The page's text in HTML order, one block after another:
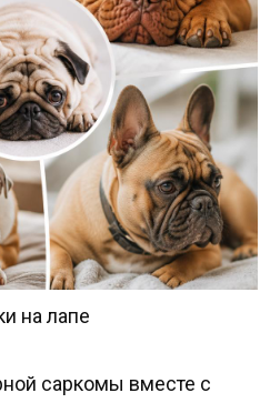
на лапе
саркомы вместе с